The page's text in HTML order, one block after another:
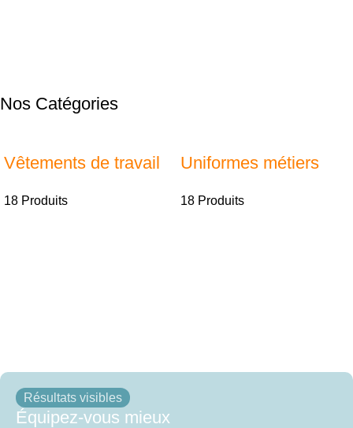
Nos Catégories
Vêtements de travail
18 Produits
Uniformes métiers
18 Produits
Résultats visibles
Équipez-vous mieux